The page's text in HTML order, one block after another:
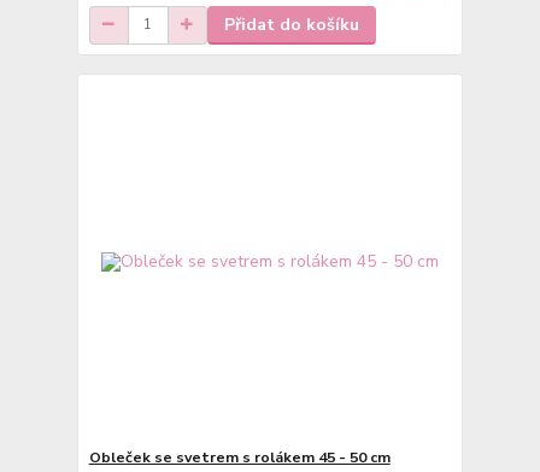
Přidat do košíku
Obleček se svetrem s rolákem 45 - 50 cm